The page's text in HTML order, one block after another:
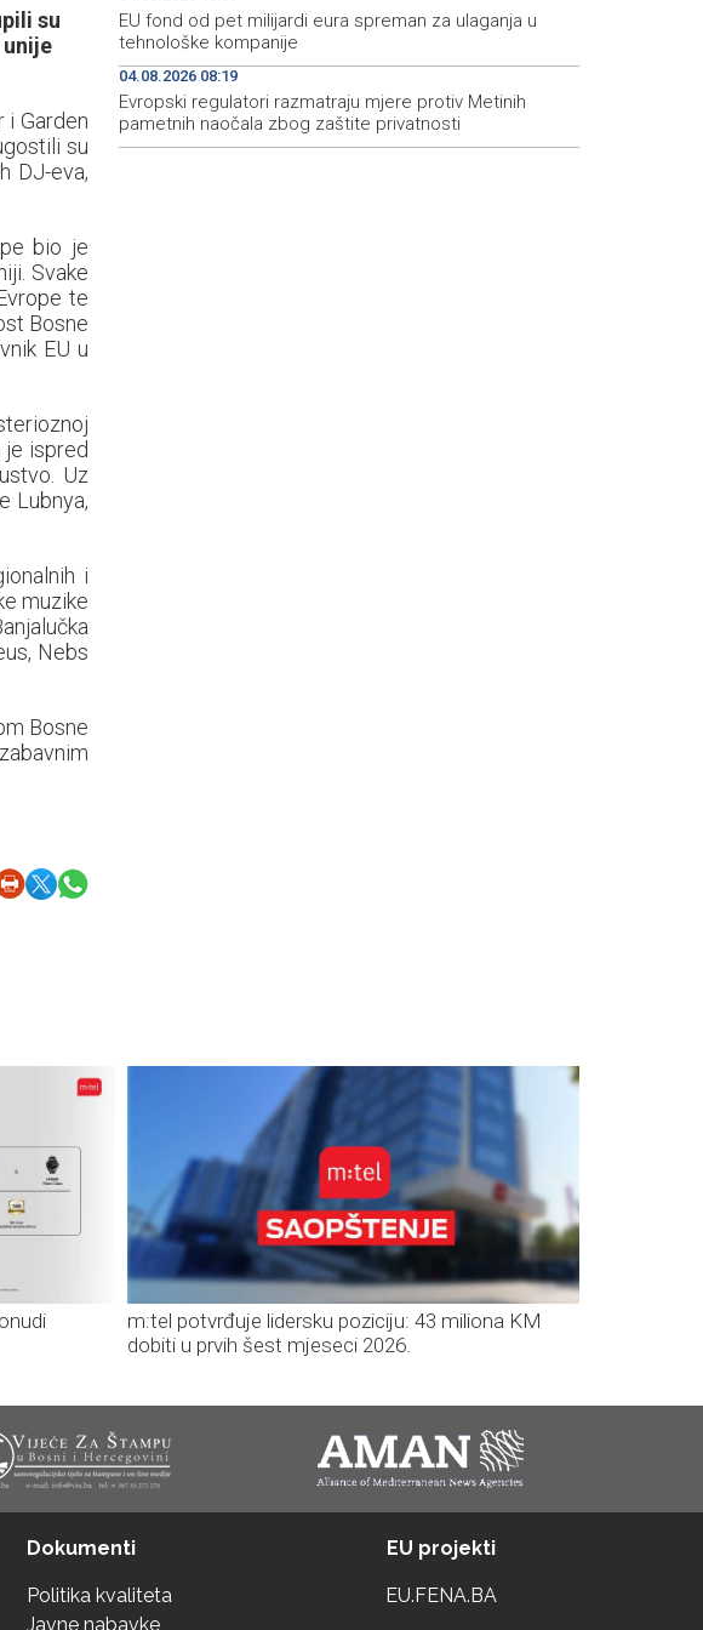
su
unije
i Garden
su
DJ-eva,
bio je
Svake
te
Bosne
EU u
je ispred
Uz
Lubnya,
i
muzike
Nebs
Bosne
EU fond od pet milijardi eura spreman za ulaganja u
tehnološke kompanije
04.08.2026 08:19
Evropski regulatori razmatraju mjere protiv Metinih
pametnih naočala zbog zaštite privatnosti
m:tel potvrđuje lidersku poziciju: 43 miliona KM
dobiti u prvih šest mjeseci 2026.
Dokumenti
Politika kvaliteta
Javne nabavke
EU projekti
EU.FENA.BA